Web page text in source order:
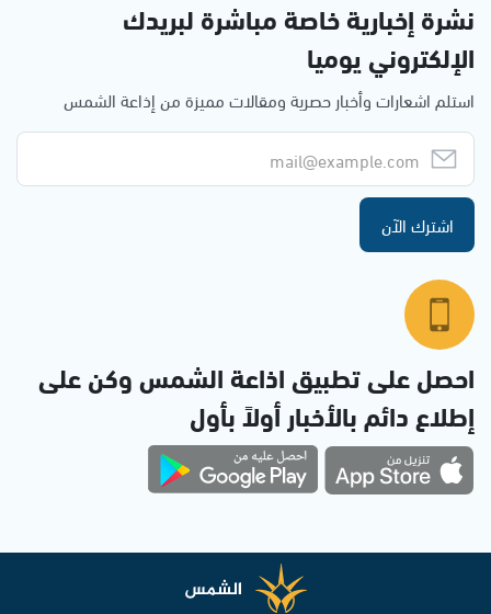
نشرة إخبارية خاصة مباشرة لبريدك
الإلكتروني يوميا
استلم اشعارات وأخبار حصرية ومقالات مميزة من إذاعة الشمس
اشترك الآن
احصل على تطبيق اذاعة الشمس وكن على
إطلاع دائم بالأخبار أولاً بأول